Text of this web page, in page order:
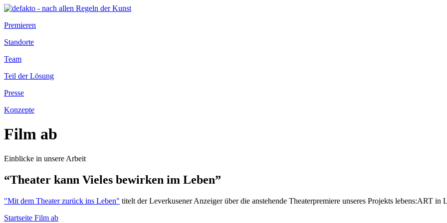
Premieren
Standorte
Team
Teil der Lösung
Presse
Konzepte
Film ab
Einblicke in unsere Arbeit
“Theater kann Vieles bewirken im Leben”
"Mit dem Theater zurück ins Leben" titelt der Leverkusener Anzeiger über die anstehende Theaterpremiere unseres Projekts lebens:ART in
Startseite Film ab